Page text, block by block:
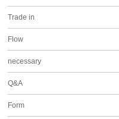
Trade in
Flow
necessary
Q&A
Form